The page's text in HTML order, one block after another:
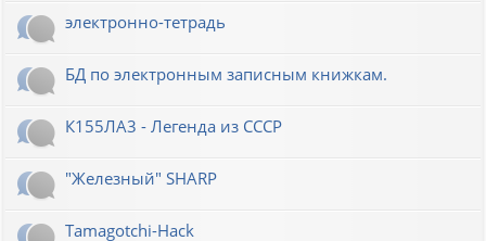
электронно-тетрадь
БД по электронным записным книжкам.
К155ЛА3 - Легенда из СССР
"Железный" SHARP
Tamagotchi-Hack